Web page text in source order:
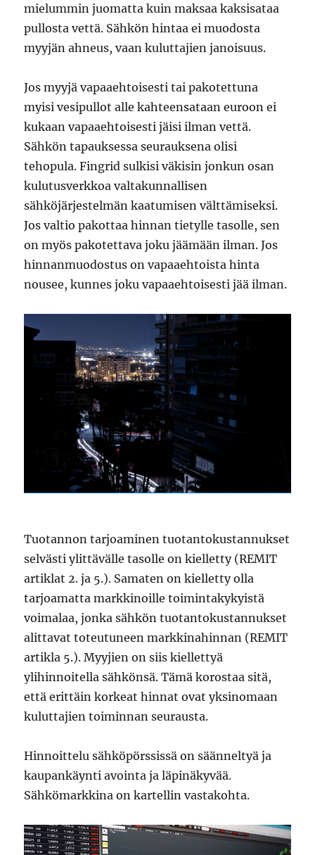
mielummin juomatta kuin maksaa kaksisataa
pullosta vettä. Sähkön hintaa ei muodosta
myyjän ahneus, vaan kuluttajien janoisuus.
Jos myyjä vapaaehtoisesti tai pakotettuna
myisi vesipullot alle kahteensataan euroon ei
kukaan vapaaehtoisesti jäisi ilman vettä.
Sähkön tapauksessa seurauksena olisi
tehopula. Fingrid sulkisi väkisin jonkun osan
kulutusverkkoa valtakunnallisen
sähköjärjestelmän kaatumisen välttämiseksi.
Jos valtio pakottaa hinnan tietylle tasolle, sen
on myös pakotettava joku jäämään ilman. Jos
hinnanmuodostus on vapaaehtoista hinta
nousee, kunnes joku vapaaehtoisesti jää ilman.
Tuotannon tarjoaminen tuotantokustannukset
selvästi ylittävälle tasolle on kielletty (REMIT
artiklat 2. ja 5.). Samaten on kielletty olla
tarjoamatta markkinoille toimintakykyistä
voimalaa, jonka sähkön tuotantokustannukset
alittavat toteutuneen markkinahinnan (REMIT
artikla 5.). Myyjien on siis kiellettyä
ylihinnoitella sähkönsä. Tämä korostaa sitä,
että erittäin korkeat hinnat ovat yksinomaan
kuluttajien toiminnan seurausta.
Hinnoittelu sähköpörssissä on säänneltyä ja
kaupankäynti avointa ja läpinäkyvää.
Sähkömarkkina on kartellin vastakohta.